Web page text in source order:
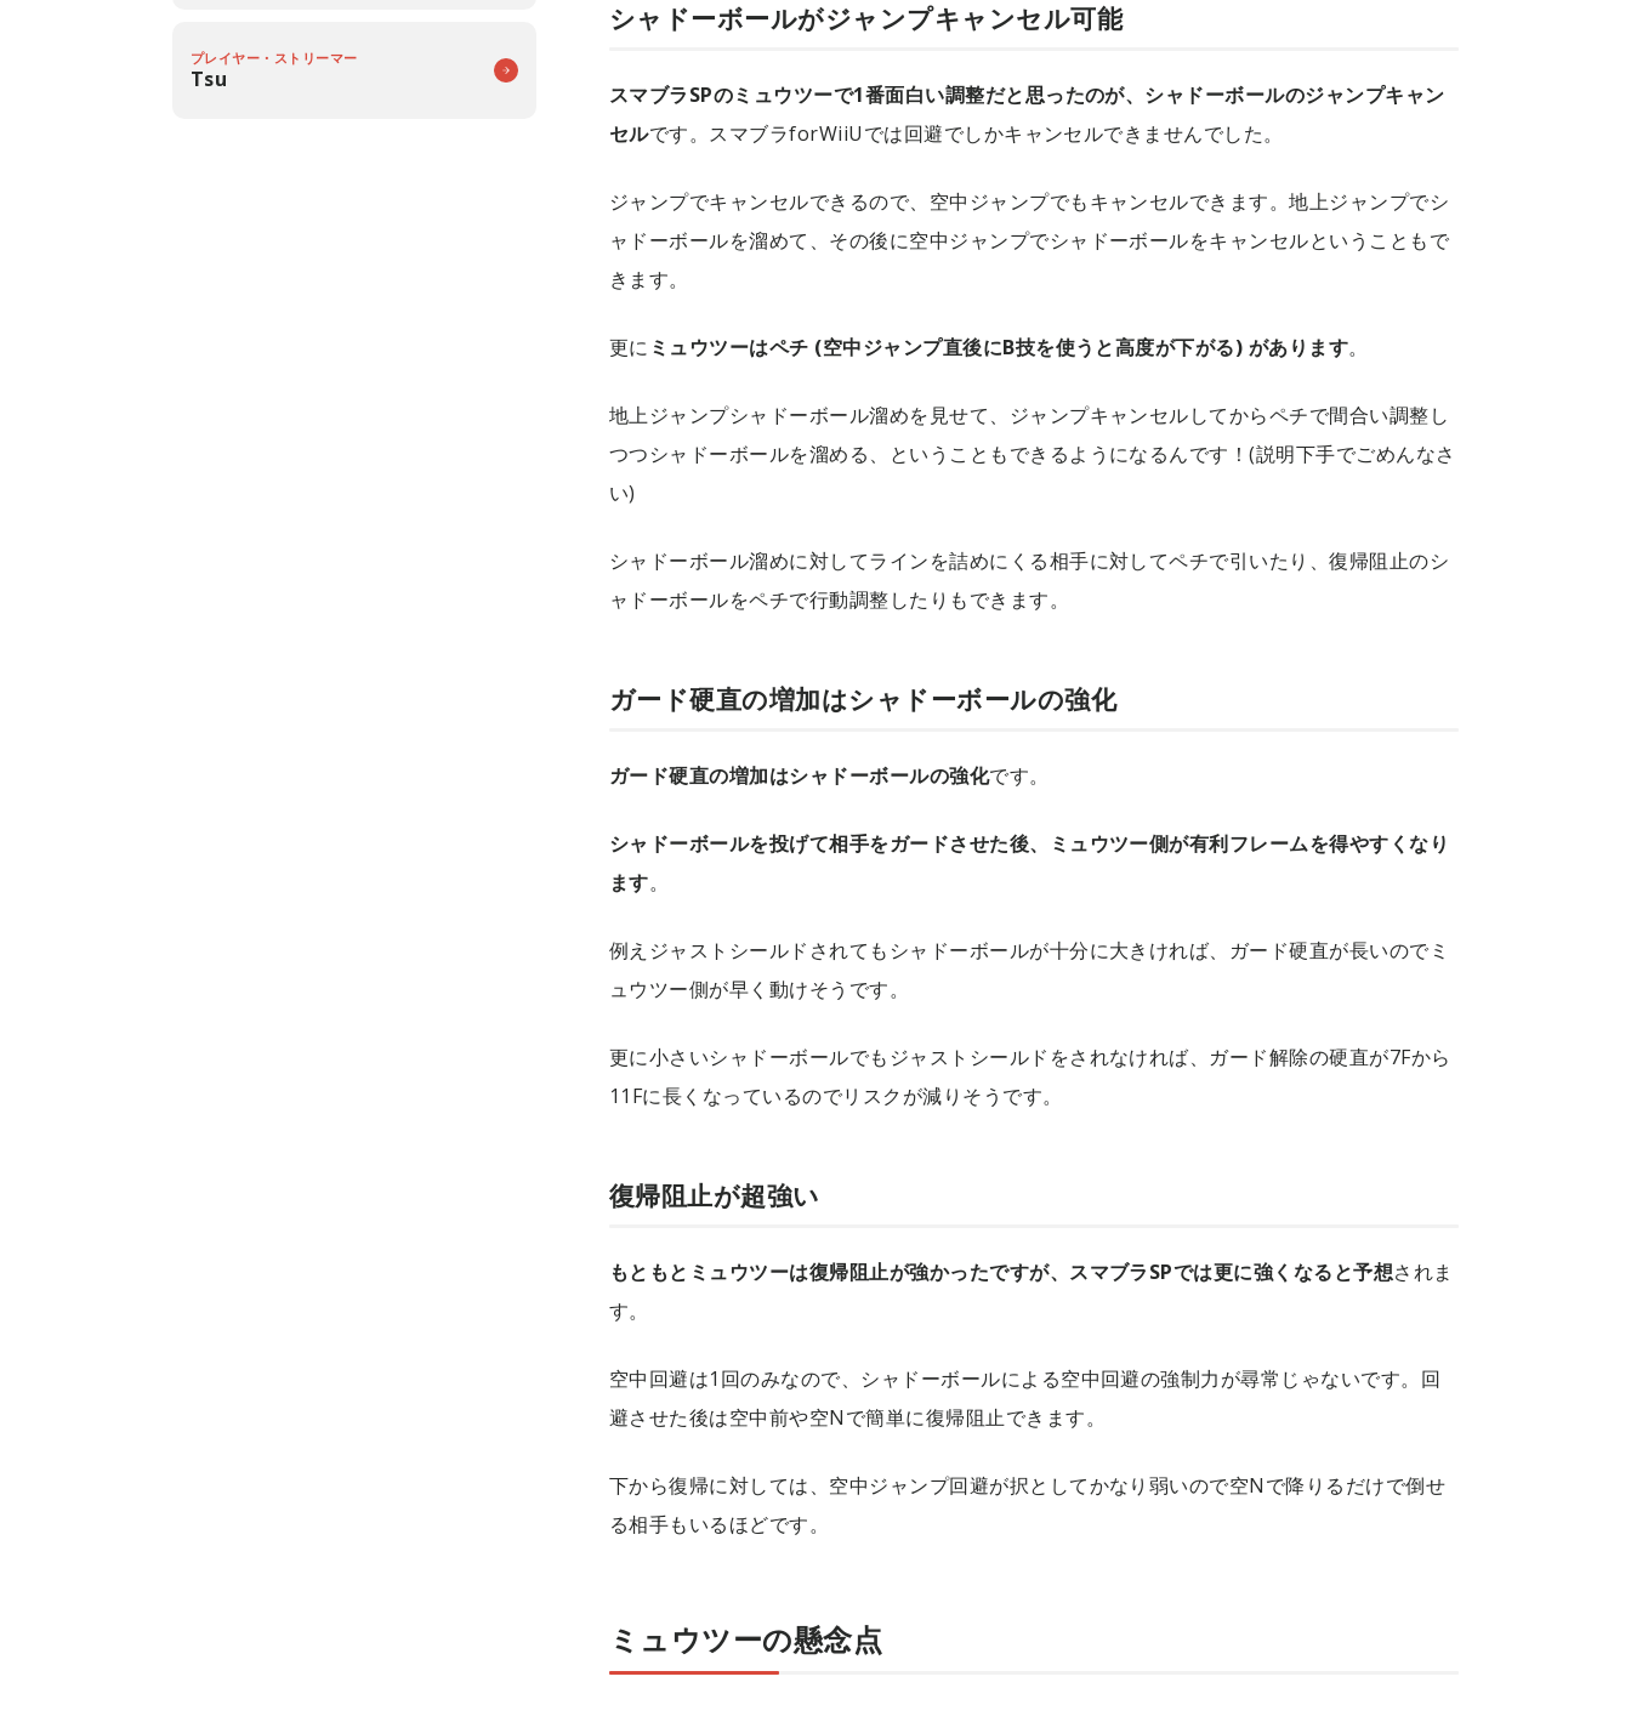
シャドーボールがジャンプキャンセル可能
スマブラSPのミュウツーで1番面白い調整だと思ったのが、シャドーボールのジャンプキャン
セルです。スマブラforWiiUでは回避でしかキャンセルできませんでした。
ジャンプでキャンセルできるので、空中ジャンプでもキャンセルできます。地上ジャンプでシ
ャドーボールを溜めて、その後に空中ジャンプでシャドーボールをキャンセルということもで
きます。
更に ミュウツーはペチ (空中ジャンプ直後にB技を使うと高度が下がる) があります。
地上ジャンプシャドーボール溜めを見せて、ジャンプキャンセルしてからペチで間合い調整し
つつシャドーボールを溜める、ということもできるようになるんです！(説明下手でごめんなさ
い)
シャドーボール溜めに対してラインを詰めにくる相手に対してペチで引いたり、復帰阻止のシ
ャドーボールをペチで行動調整したりもできます。
ガード硬直の増加はシャドーボールの強化
ガード硬直の増加はシャドーボールの強化です。
シャドーボールを投げて相手をガードさせた後、ミュウツー側が有利フレームを得やすくなり
ます。
例えジャストシールドされてもシャドーボールが十分に大きければ、ガード硬直が長いのでミ
ュウツー側が早く動けそうです。
更に小さいシャドーボールでもジャストシールドをされなければ、ガード解除の硬直が7Fから
11Fに長くなっているのでリスクが減りそうです。
復帰阻止が超強い
もともとミュウツーは復帰阻止が強かったですが、スマブラSPでは更に強くなると予想されま
す。
空中回避は1回のみなので、シャドーボールによる空中回避の強制力が尋常じゃないです。回
避させた後は空中前や空Nで簡単に復帰阻止できます。
下から復帰に対しては、空中ジャンプ回避が択としてかなり弱いので空Nで降りるだけで倒せ
る相手もいるほどです。
ミュウツーの懸念点
プレイヤー・ストリーマー
Tsu